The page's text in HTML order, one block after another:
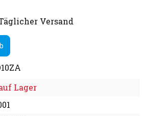
Versand
Lager